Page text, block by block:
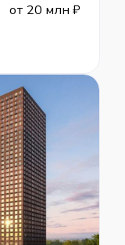
от 20 млн ₽